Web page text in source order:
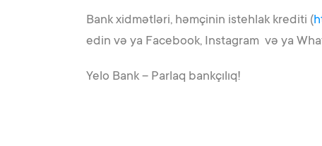
Bank xidmətləri, həmçinin istehlak krediti (
edin və ya Facebook, Instagram və ya
Yelo Bank – Parlaq bankçılıq!